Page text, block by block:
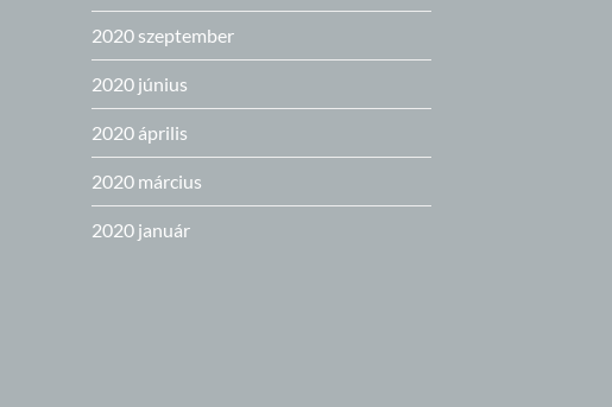
2020 szeptember
2020 június
2020 április
2020 március
2020 január